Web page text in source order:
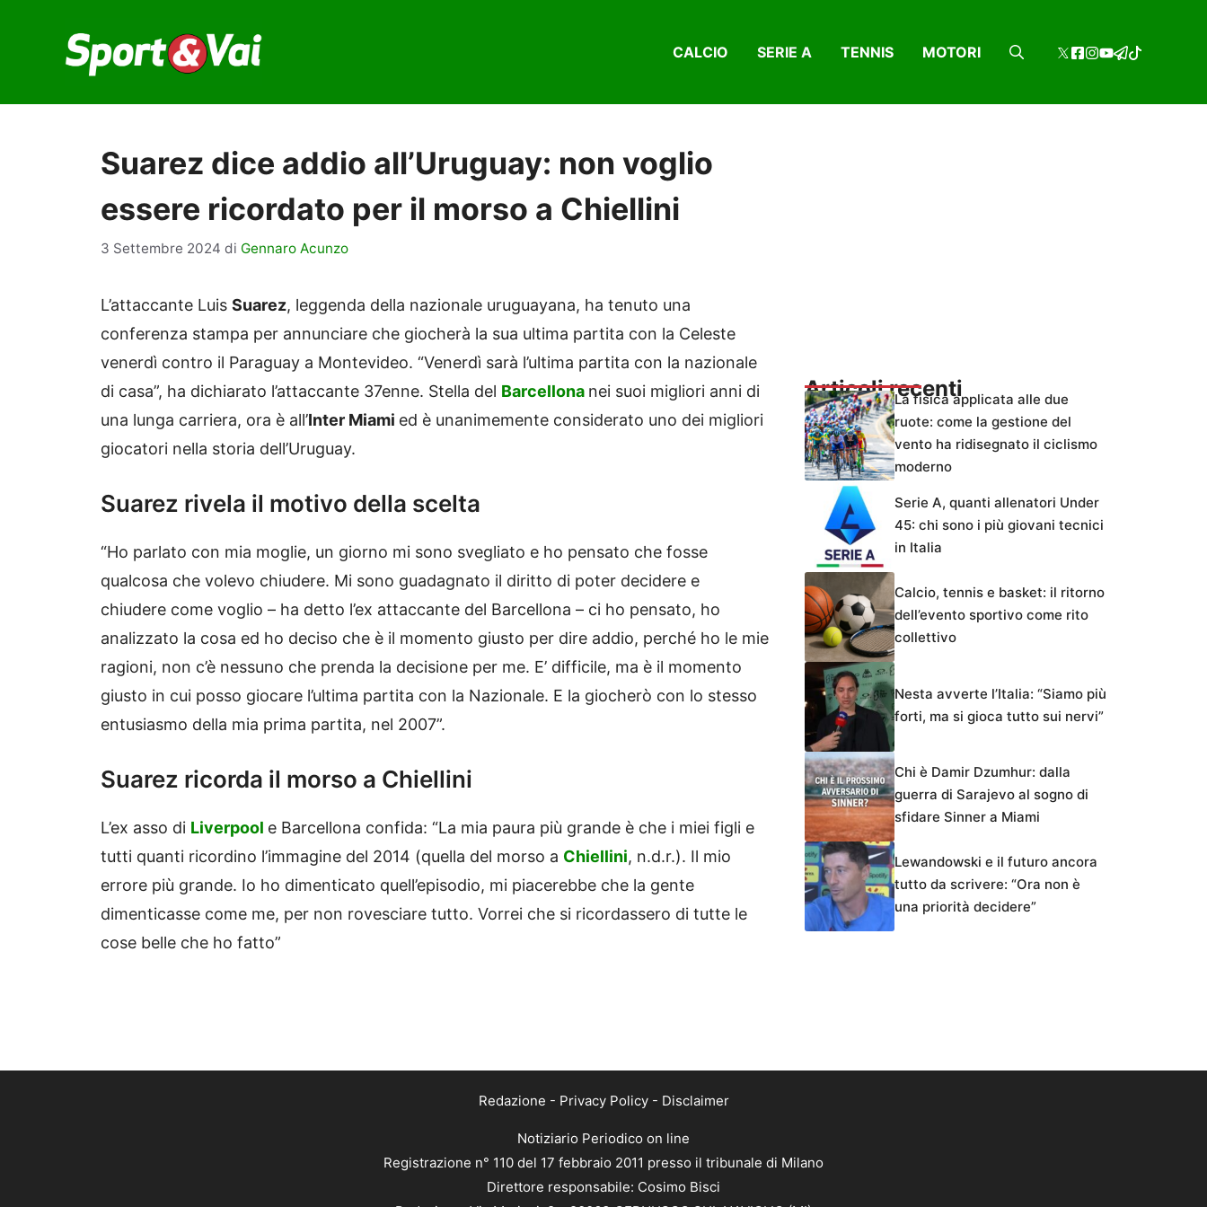
contenuto
CALCIO SERIE A TENNIS MOTORI
Suarez dice addio all’Uruguay: non voglio
essere ricordato per il morso a Chiellini
3 Settembre 2024 di Gennaro Acunzo
L’attaccante Luis Suarez, leggenda della nazionale uruguayana, ha tenuto una
conferenza stampa per annunciare che giocherà la sua ultima partita con la Celeste
venerdì contro il Paraguay a Montevideo. “Venerdì sarà l’ultima partita con la nazionale
di casa”, ha dichiarato l’attaccante 37enne. Stella del Barcellona nei suoi migliori anni di
una lunga carriera, ora è all’Inter Miami ed è unanimemente considerato uno dei migliori
giocatori nella storia dell’Uruguay.
Suarez rivela il motivo della scelta
“Ho parlato con mia moglie, un giorno mi sono svegliato e ho pensato che fosse
qualcosa che volevo chiudere. Mi sono guadagnato il diritto di poter decidere e
chiudere come voglio – ha detto l’ex attaccante del Barcellona – ci ho pensato, ho
analizzato la cosa ed ho deciso che è il momento giusto per dire addio, perché ho le mie
ragioni, non c’è nessuno che prenda la decisione per me. E’ difficile, ma è il momento
giusto in cui posso giocare l’ultima partita con la Nazionale. E la giocherò con lo stesso
entusiasmo della mia prima partita, nel 2007”.
Suarez ricorda il morso a Chiellini
L’ex asso di Liverpool e Barcellona confida: “La mia paura più grande è che i miei figli e
tutti quanti ricordino l’immagine del 2014 (quella del morso a Chiellini, n.d.r.). Il mio
errore più grande. Io ho dimenticato quell’episodio, mi piacerebbe che la gente
dimenticasse come me, per non rovesciare tutto. Vorrei che si ricordassero di tutte le
cose belle che ho fatto”
Articoli recentiLa fisica applicata alle due
ruote: come la gestione del
vento ha ridisegnato il ciclismo
moderno
Serie A, quanti allenatori Under
45: chi sono i più giovani tecnici
in Italia
Calcio, tennis e basket: il ritorno
dell’evento sportivo come rito
collettivo
Nesta avverte l’Italia: “Siamo più
forti, ma si gioca tutto sui nervi”
Chi è Damir Dzumhur: dalla
guerra di Sarajevo al sogno di
sfidare Sinner a Miami
Lewandowski e il futuro ancora
tutto da scrivere: “Ora non è
una priorità decidere”
Redazione - Privacy Policy- Disclaimer
Notiziario Periodico on line
Registrazione n° 110 del 17 febbraio 2011 presso il tribunale di Milano
Direttore responsabile: Cosimo Bisci